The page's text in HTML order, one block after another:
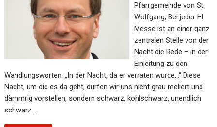
Pfarrgemeinde von St.
Wolfgang, Bei jeder Hl.
Messe ist an einer ganz
zentralen Stelle von der
Nacht die Rede – in der
Einleitung zu den
Wandlungsworten: „In der Nacht, da er verraten wurde…“ Diese
Nacht, um die es da geht, dürfen wir uns nicht grau meliert und
dämmrig vorstellen, sondern schwarz, kohlschwarz, unendlich
schwarz.…